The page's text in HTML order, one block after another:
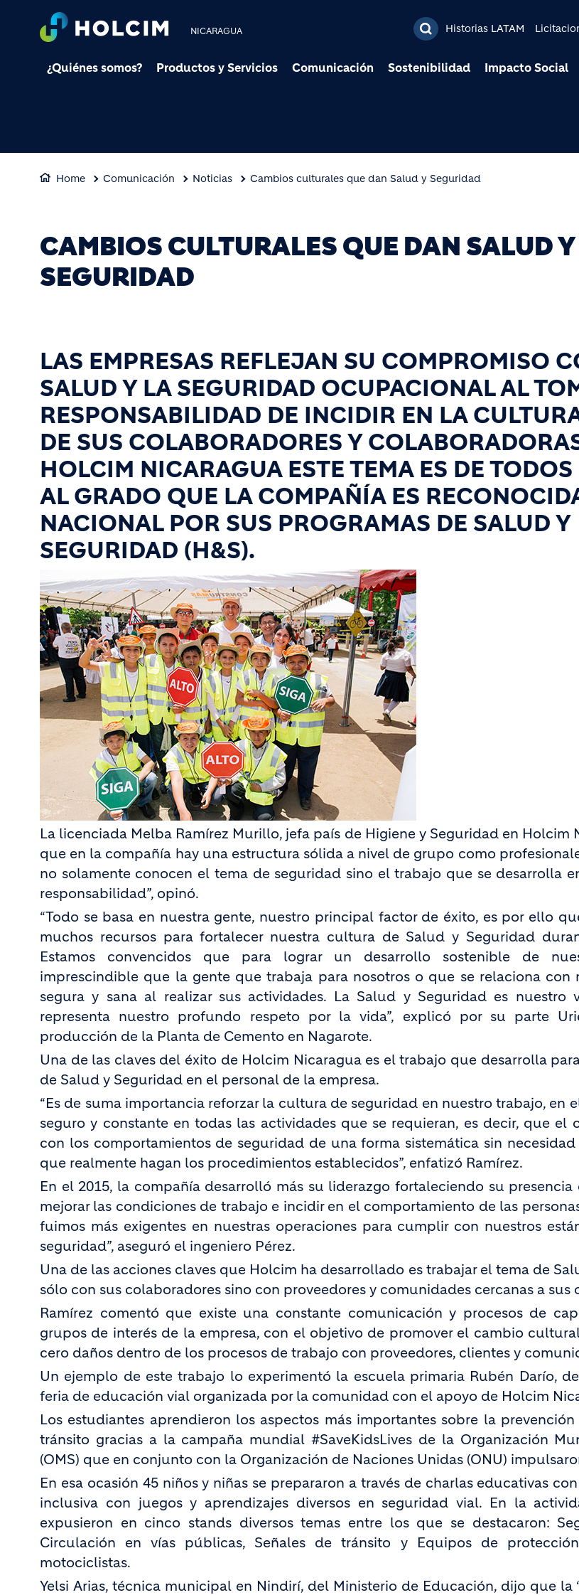
NICARAGUA Historias LATAM
¿Quiénes somos? Productos y Servicios Comunicación Sostenibilidad Impacto Social
Home Comunicación Noticias Cambios culturales que dan Salud y Seguridad
CAMBIOS CULTURALES QUE DAN SALUD Y
SEGURIDAD
LAS EMPRESAS REFLEJAN SU COMPROMISO
SALUD Y LA SEGURIDAD OCUPACIONAL AL
RESPONSABILIDAD DE INCIDIR EN LA
DE SUS COLABORADORES Y
HOLCIM NICARAGUA ESTE TEMA ES DE
AL GRADO QUE LA COMPAÑÍA ES
NACIONAL POR SUS PROGRAMAS DE SALUD Y
SEGURIDAD (H&S).
La licenciada Melba Ramírez Murillo, jefa país de Higiene y Seguridad en Holcim
que en la compañía hay una estructura sólida a nivel de grupo como
no solamente conocen el tema de seguridad sino el trabajo que se desarrolla
responsabilidad”, opinó.
“Todo se basa en nuestra gente, nuestro principal factor de éxito, es por ello
muchos recursos para fortalecer nuestra cultura de Salud y Seguridad
Estamos convencidos que para lograr un desarrollo sostenible de
imprescindible que la gente que trabaja para nosotros o que se relaciona con
segura y sana al realizar sus actividades. La Salud y Seguridad es nuestro
representa nuestro profundo respeto por la vida”, explicó por su parte
producción de la Planta de Cemento en Nagarote.
Una de las claves del éxito de Holcim Nicaragua es el trabajo que desarrolla
de Salud y Seguridad en el personal de la empresa.
“Es de suma importancia reforzar la cultura de seguridad en nuestro trabajo, en
seguro y constante en todas las actividades que se requieran, es decir, que el
con los comportamientos de seguridad de una forma sistemática sin necesidad
que realmente hagan los procedimientos establecidos”, enfatizó Ramírez.
En el 2015, la compañía desarrolló más su liderazgo fortaleciendo su
mejorar las condiciones de trabajo e incidir en el comportamiento de las
fuimos más exigentes en nuestras operaciones para cumplir con nuestros
seguridad”, aseguró el ingeniero Pérez.
Una de las acciones claves que Holcim ha desarrollado es trabajar el tema de
sólo con sus colaboradores sino con proveedores y comunidades cercanas a sus
Ramírez comentó que existe una constante comunicación y procesos de
grupos de interés de la empresa, con el objetivo de promover el cambio
cero daños dentro de los procesos de trabajo con proveedores, clientes y
Un ejemplo de este trabajo lo experimentó la escuela primaria Rubén Darío,
feria de educación vial organizada por la comunidad con el apoyo de Holcim
Los estudiantes aprendieron los aspectos más importantes sobre la
tránsito gracias a la campaña mundial #SaveKidsLives de la Organización
(OMS) que en conjunto con la Organización de Naciones Unidas (ONU)
En esa ocasión 45 niños y niñas se prepararon a través de charlas educativas
inclusiva con juegos y aprendizajes diversos en seguridad vial. En la
expusieron en cinco stands diversos temas entre los que se destacaron:
Circulación en vías públicas, Señales de tránsito y Equipos de
motociclistas.
Yelsi Arias, técnica municipal en Nindirí, del Ministerio de Educación, dijo que la